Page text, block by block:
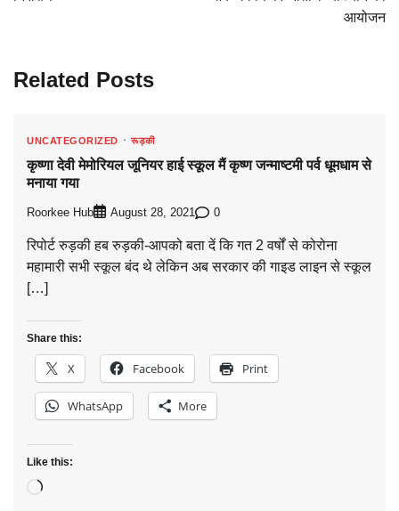
आयोजन
Related Posts
UNCATEGORIZED रूड़की
कृष्णा देवी मेमोरियल जूनियर हाई स्कूल मैं कृष्ण जन्माष्टमी पर्व धूमधाम से
मनाया गया
Roorkee Hub August 28, 2021 0
रिपोर्ट रुड़की हब रुड़की-आपको बता दें कि गत 2 वर्षों से कोरोना
महामारी सभी स्कूल बंद थे लेकिन अब सरकार की गाइड लाइन से स्कूल
[…]
Share this:
X Facebook Print
WhatsApp More
Like this:
Loading…